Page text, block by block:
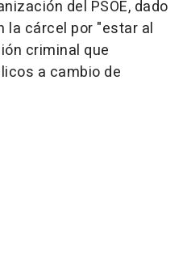
del PSOE, dado
la cárcel por "estar al
criminal que
a cambio de